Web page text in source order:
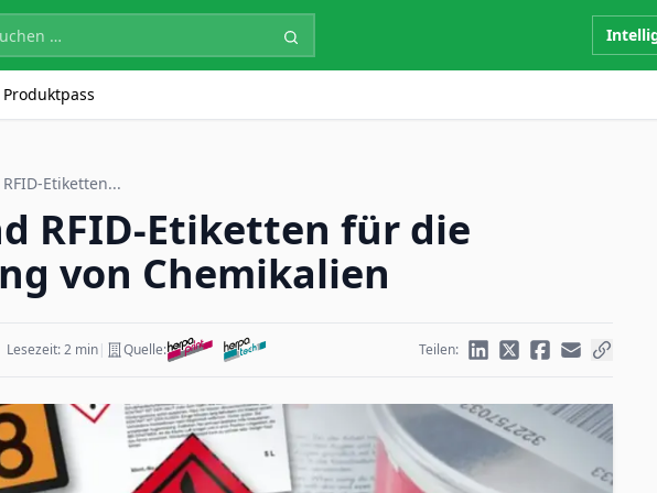
Etiketten...
RFID-Etiketten für die
von Chemikalien
Lesezeit: 2 min| Quelle: Teilen: